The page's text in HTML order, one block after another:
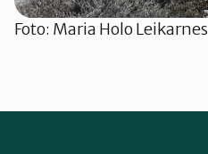
Foto: Maria Holo Leikarnes